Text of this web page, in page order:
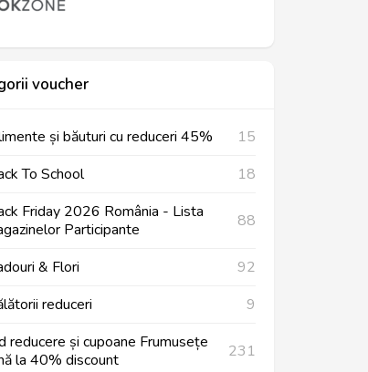
voucher
și băuturi cu reduceri 45%
15
To School
18
Friday 2026 România - Lista
Participante
88
& Flori
92
reduceri
9
reducere și cupoane Frumusețe
la 40% discount
231